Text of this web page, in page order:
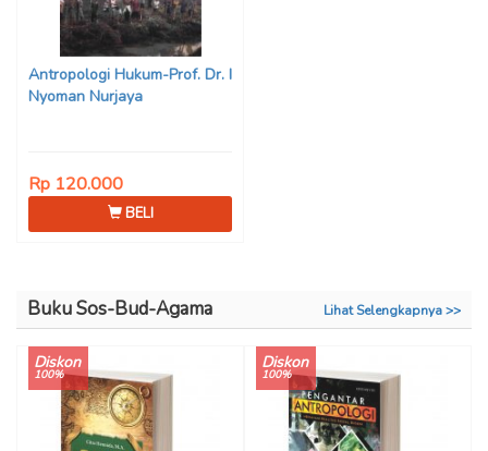
Antropologi Hukum-Prof. Dr. I
Nyoman Nurjaya
Rp 120.000
BELI
Buku Sos-Bud-Agama Lihat Selengkapnya >>
Diskon
100%
Diskon
100%